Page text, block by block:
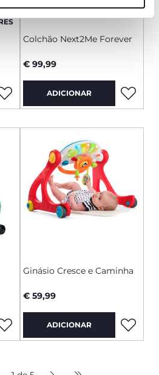
Colchão Next2Me Forever
€ 99,99
ADICIONAR
Ginásio Cresce e Caminha
€ 59,99
ADICIONAR